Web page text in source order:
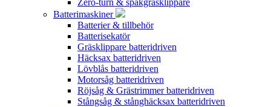
Zero-turn & spakgräsklippare
Batterimaskiner
Batterier & tillbehör
Batterisekatör
Gräsklippare batteridriven
Häcksax batteridriven
Lövblås batteridriven
Motorsåg batteridriven
Röjsåg & Grästrimmer batteridriven
Stångsåg & stånghäcksax batteridriven